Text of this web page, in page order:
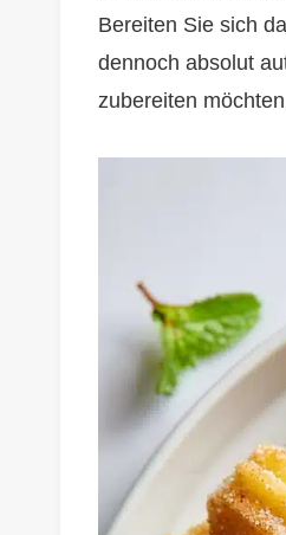
Bereiten Sie sich
dennoch absolut
zubereiten